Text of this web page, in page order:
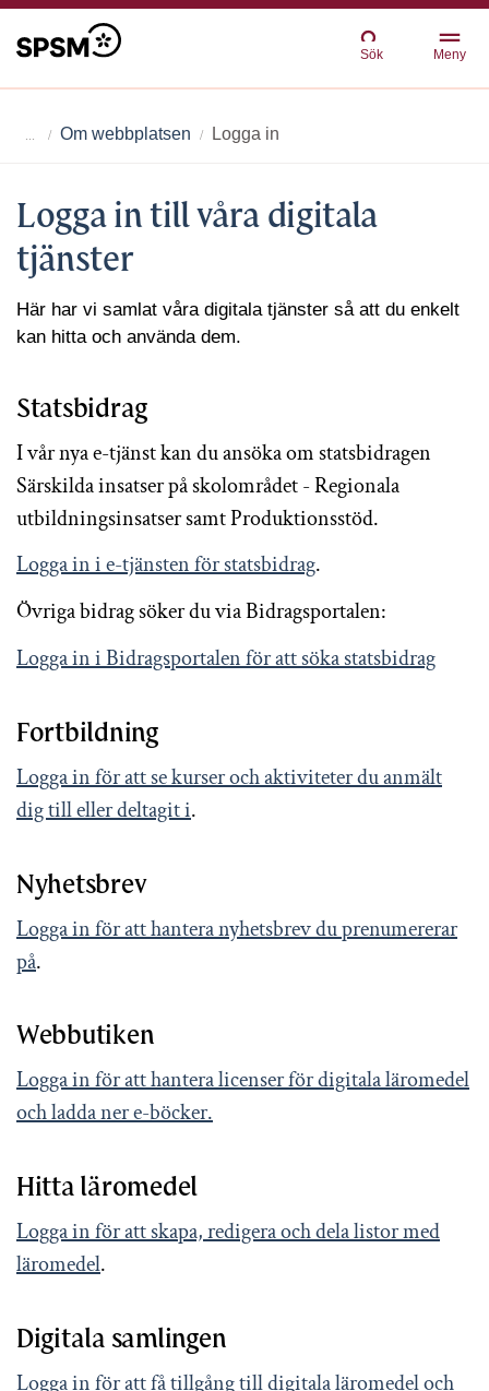
Sök Meny
Om webbplatsen Logga in
Logga in till våra digitala
tjänster
Här har vi samlat våra digitala tjänster så att du enkelt
kan hitta och använda dem.
Statsbidrag
I vår nya e-tjänst kan du ansöka om statsbidragen
Särskilda insatser på skolområdet - Regionala
utbildningsinsatser samt Produktionsstöd.
Logga in i e-tjänsten för statsbidrag.
Övriga bidrag söker du via Bidragsportalen:
Logga in i Bidragsportalen för att söka statsbidrag
Fortbildning
Logga in för att se kurser och aktiviteter du anmält
dig till eller deltagit i.
Nyhetsbrev
Logga in för att hantera nyhetsbrev du prenumererar
på.
Webbutiken
Logga in för att hantera licenser för digitala läromedel
och ladda ner e-böcker.
Hitta läromedel
Logga in för att skapa, redigera och dela listor med
läromedel.
Digitala samlingen
Logga in för att få tillgång till digitala läromedel och